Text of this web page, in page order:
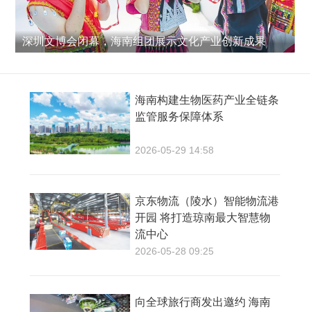
深圳文博会闭幕，海南组团展示文化产业创新成果
海南构建生物医药产业全链条
监管服务保障体系
2026-05-29 14:58
京东物流（陵水）智能物流港
开园 将打造琼南最大智慧物
流中心
2026-05-28 09:25
向全球旅行商发出邀约 海南